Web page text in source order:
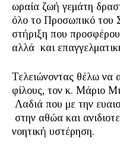
ωραία ζωή γεμάτη
όλο το Προσωπικό
στήριξη που
αλλά και
Τελειώνοντας θέλω να
φίλους, τον κ. Μάριο
Λαδιά που με την
στην αθώα και
νοητική υστέρηση.